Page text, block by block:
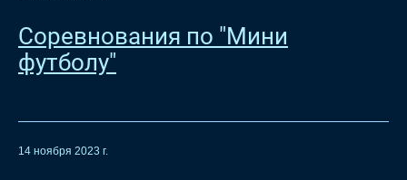
Соревнования по "Мини
футболу"
14 ноября 2023 г.